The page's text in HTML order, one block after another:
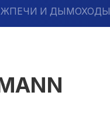
ПЕЧИ И ДЫМОХОДЫ